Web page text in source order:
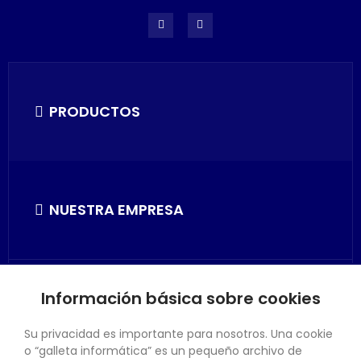
PRODUCTOS
NUESTRA EMPRESA
SU CUENTA
Información básica sobre cookies
Su privacidad es importante para nosotros. Una cookie
o “galleta informática” es un pequeño archivo de